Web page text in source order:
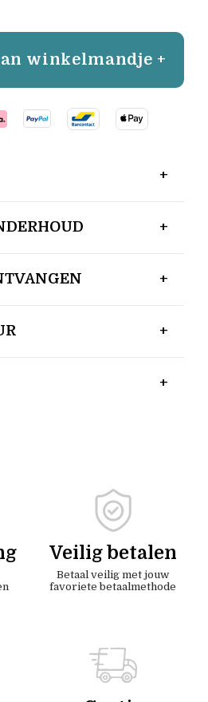
winkelmandje +
Veilig betalen
Betaal veilig met jouw
favoriete betaalmethode